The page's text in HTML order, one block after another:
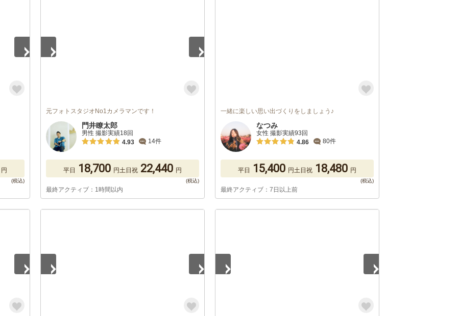
円
元フォトスタジオNo1カメラマンです！
門井瞭太郎
男性 撮影実績18回
4.93
14件
平日 18,700 円土日祝 22,440 円
最終アクティブ：1時間以内
一緒に楽しい思い出づくりをしましょう♪
なつみ
女性 撮影実績93回
4.86
80件
平日 15,400 円土日祝 18,480 円
最終アクティブ：7日以上前